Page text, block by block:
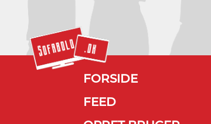
FORSIDE
FEED